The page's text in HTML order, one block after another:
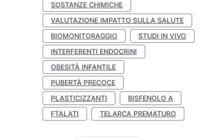
SOSTANZE CHIMICHE
VALUTAZIONE IMPATTO SULLA SALUTE
BIOMONITORAGGIO
STUDI IN VIVO
INTERFERENTI ENDOCRINI
OBESITÀ INFANTILE
PUBERTÀ PRECOCE
PLASTICIZZANTI
BISFENOLO A
FTALATI
TELARCA PREMATURO